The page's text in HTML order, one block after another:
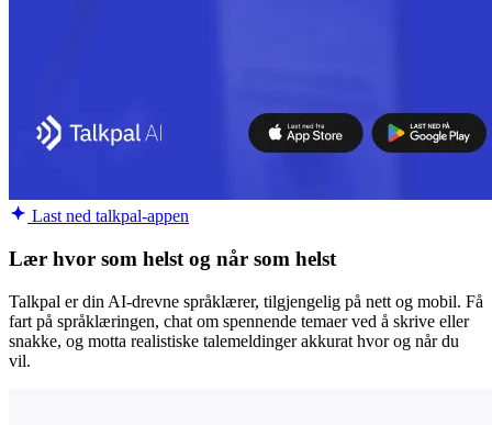
Last ned talkpal-appen
Lær hvor som helst og når som helst
Talkpal er din AI-drevne språklærer, tilgjengelig på nett og mobil. Få
fart på språklæringen, chat om spennende temaer ved å skrive eller
snakke, og motta realistiske talemeldinger akkurat hvor og når du
vil.